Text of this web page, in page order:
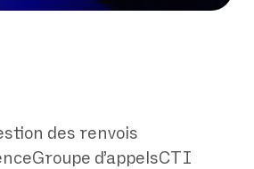
des renvois
Groupe d’appelsCTI